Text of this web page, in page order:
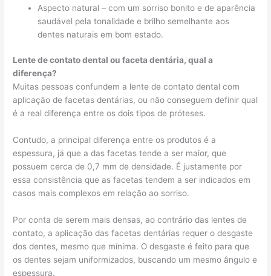
Aspecto natural – com um sorriso bonito e de aparência
saudável pela tonalidade e brilho semelhante aos
dentes naturais em bom estado.
Lente de contato dental ou faceta dentária, qual a
diferença?
Muitas pessoas confundem a lente de contato dental com
aplicação de facetas dentárias, ou não conseguem definir qual
é a real diferença entre os dois tipos de próteses.
Contudo, a principal diferença entre os produtos é a
espessura, já que a das facetas tende a ser maior, que
possuem cerca de 0,7 mm de densidade. É justamente por
essa consistência que as facetas tendem a ser indicados em
casos mais complexos em relação ao sorriso.
Por conta de serem mais densas, ao contrário das lentes de
contato, a aplicação das facetas dentárias requer o desgaste
dos dentes, mesmo que mínima. O desgaste é feito para que
os dentes sejam uniformizados, buscando um mesmo ângulo e
espessura.